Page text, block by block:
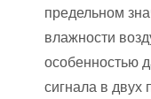
предельном
влажности
особенностью
сигнала в двух